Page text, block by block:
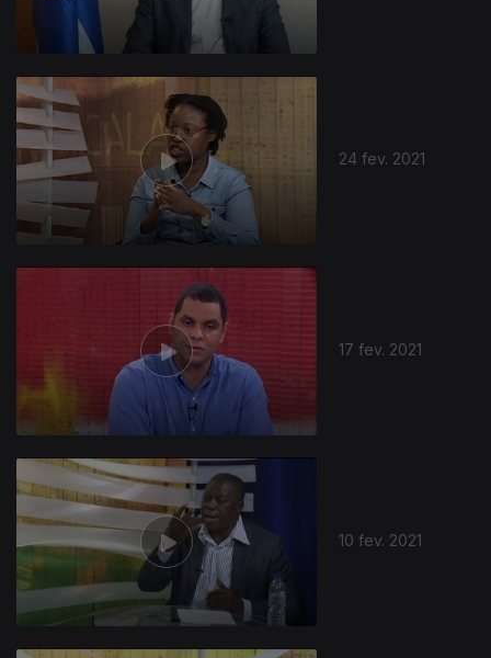
24 fev. 2021
17 fev. 2021
10 fev. 2021